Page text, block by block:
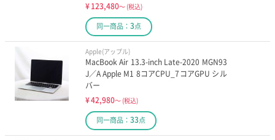
¥123,480～ (税込)
同一商品： 3点
Apple(アップル)
MacBook Air 13.3-inch Late-2020 MGN93
J／A Apple M1 8コアCPU_7コアGPU シル
バー
¥42,980～ (税込)
同一商品： 33点